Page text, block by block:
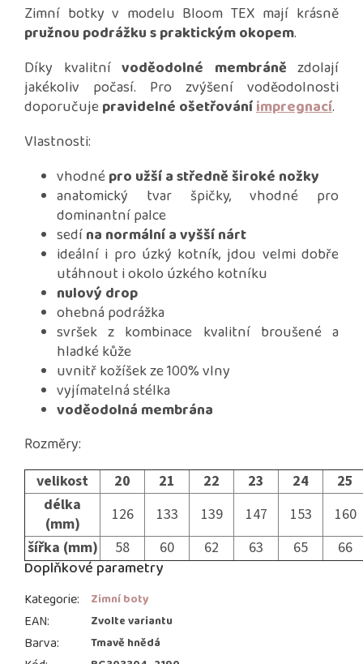
Zimní botky v modelu Bloom TEX mají krásně
pružnou podrážku s praktickým okopem.
Díky kvalitní voděodolné membráně zdolají
jakékoliv počasí. Pro zvýšení voděodolnosti
doporučuje pravidelné ošetřováníimpregnací.
Vlastnosti:
vhodné pro užší a středně široké nožky
anatomický tvar špičky, vhodné pro
dominantní palce
sedína normální a vyšší nárt
ideální i pro úzký kotník, jdou velmi dobře
utáhnout i okolo úzkého kotníku
nulový drop
ohebná podrážka
svršek z kombinace kvalitní broušené a
hladké kůže
uvnitř kožíšek ze 100% vlny
vyjímatelná stélka
voděodolná membrána
Rozměry:
velikost 20 21 22 23 24
25
délka
(mm)
126 133 139 147 153
160
šířka (mm)
58 60 62 63 65 66
Doplňkové parametry
Kategorie: Zimní boty
EAN: Zvolte variantu
Barva: Tmavě hnědá